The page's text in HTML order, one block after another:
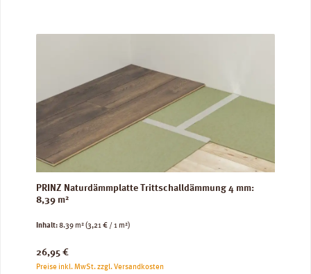
PRINZ Naturdämmplatte Trittschalldämmung 4 mm:
8,39 m²
Inhalt:8.39 m²(3,21 € / 1 m²)
Regulärer Preis:
26,95 €
Preise inkl. MwSt. zzgl. Versandkosten